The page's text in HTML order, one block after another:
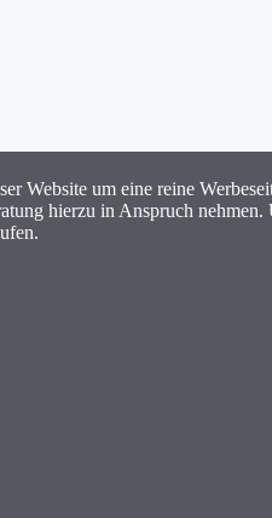
Website um eine reine
hierzu in Anspruch